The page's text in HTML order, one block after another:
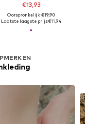
€13,93
Oorspronkelijk: €19,90
Laatste laagste prijs:€11,94